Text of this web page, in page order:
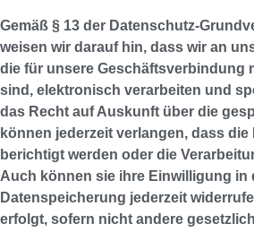
Gemäß § 13 der Datenschutz-
weisen wir darauf hin, dass wir an
die für unsere Geschäftsverbindung
sind, elektronisch verarbeiten und
das Recht auf Auskunft über die
können jederzeit verlangen, dass
berichtigt werden oder die
Auch können sie ihre Einwilligung in
Datenspeicherung jederzeit
erfolgt, sofern nicht andere